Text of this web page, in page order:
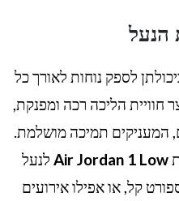
הנעל
לספק נוחות לאורך כל
חוויית הליכה רכה ומפנקת,
המעניקים תמיכה מושלמת.
Air Jordan 1 Low לנעל
קל, או אפילו אירועים